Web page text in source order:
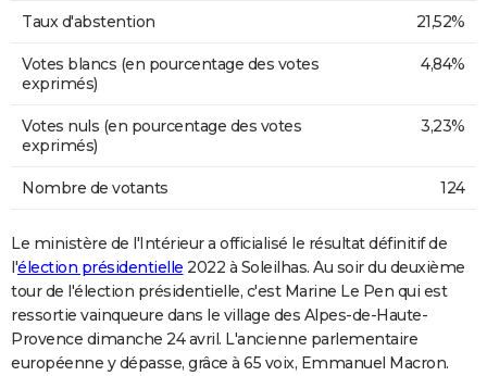
Taux d'abstention 21,52%
Votes blancs (en pourcentage des votes
exprimés)
4,84%
Votes nuls (en pourcentage des votes
exprimés)
3,23%
Nombre de votants 124
Le ministère de l'Intérieur a officialisé le résultat définitif de
l'élection présidentielle 2022 à Soleilhas. Au soir du deuxième
tour de l'élection présidentielle, c'est Marine Le Pen qui est
ressortie vainqueure dans le village des Alpes-de-Haute-
Provence dimanche 24 avril. L'ancienne parlementaire
européenne y dépasse, grâce à 65 voix, Emmanuel Macron.